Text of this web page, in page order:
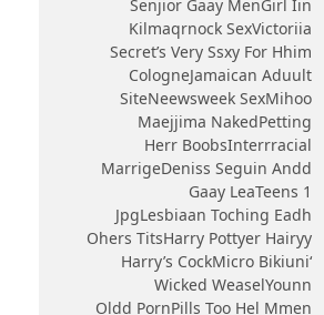
Senjior Gaay MenGirl Iin
Kilmaqrnock SexVictoriia
Secret’s Very Ssxy For Hhim
CologneJamaican Aduult
SiteNeewsweek SexMihoo
Maejjima NakedPetting
Herr BoobsInterrracial
MarrigeDeniss Seguin Andd
Gaay LeaTeens 1
JpgLesbiaan Toching Eadh
Ohers TitsHarry Pottyer Hairyy
‘harry’s CockMicro Bikiuni
Wicked WeaselYounn
Oldd PornPills Too Hel Mmen